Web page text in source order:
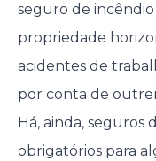
seguro de
propriedade
acidentes de
por conta de
Há, ainda, seguros
obrigatórios para